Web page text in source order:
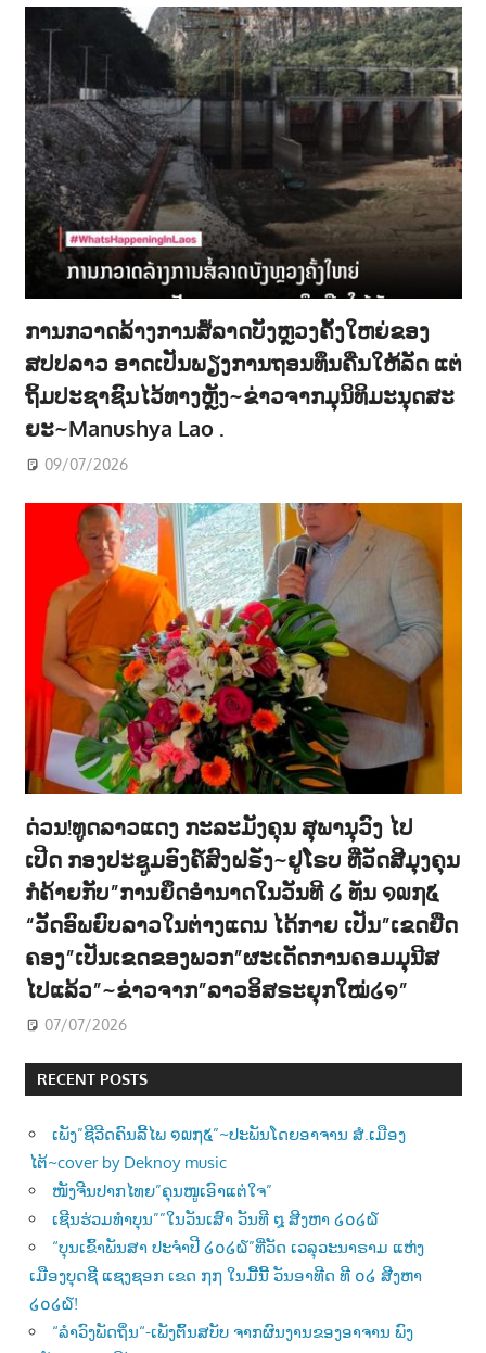
ການກວາດລ້າງການສໍ້ລາດບັງຫຼວງຄັ້ງໃຫຍ່ຂອງ
ສປປລາວ ອາດເປັນພຽງການຖອນທຶນຄືນໃຫ້ລັດ ແຕ່
ຖິ້ມປະຊາຊົນໄວ້ທາງຫຼັງ~ຂ່າວຈາກມຸນິທິມະນຸດສະ
ຍະ~Manushya Lao .
09/07/2026
ດ່ວນ!ທູດລາວແດງ ກະລະມັງຄຸນ ສຸພານຸວົງ ໄປ
ເປີດ ກອງປະຊູມອົງຄ໌ສົງຝຣັ່ງ~ຢູໂຣບ ທີ່ວັດສີມຸງຄຸນ
ກໍຄ້າຍກັບ”ການຍຶດອຳນາດໃນວັນທີ ໒ ທັນ ໑໙໗໕
“ວັດອົພຍົບລາວໃນຕ່າງແດນ ໄດ້ກາຍ ເປັນ”ເຂດຍືດ
ຄອງ”ເປັນເຂດຂອງພວກ”ຜະເດັດການຄອມມຸນີສ
ໄປແລ້ວ”~ຂ່າວຈາກ”ລາວອິສຣະຍຸກໃໝ່໒໑”
07/07/2026
RECENT POSTS
ເພັງ”ຊີວີດຄົນລີ້ໄພ ໑໙໗໕”~ປະພັນໂດຍອາຈານ ສໍ.ເມືອງ
ໄຕ້~cover by Deknoy music
ໜັງຈີນປາກໄທຍ”ຄຸນໜູເອົາແຕ່ໃຈ”
ເຊີນຮ່ວມທຳບຸນ””ໃນວັນເສົາ ວັນທີ ໘ ສີງຫາ ໒໐໒໖
“ບຸນເຂົ້າພັນສາ ປະຈຳປີ ໒໐໒໖”ທີ່ວັດ ເວລຸວະນາຣາມ ແຫ່ງ
ເມືອງບຸດຊີ ແຊງຊອກ ເຂດ ໗໗ ໃນມື້ນີ້ ວັນອາທີດ ທີ ໐໒ ສີງຫາ
໒໐໒໖!
“ລຳວົງພັດຖິ່ນ“-ເພັງຕົ້ນສບັບ ຈາກຜົນງານຂອງອາຈານ ພົງ